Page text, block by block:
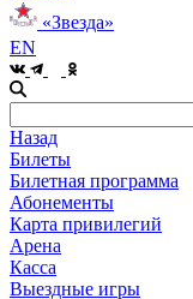
«Звезда»
EN
Назад
Билеты
Билетная программа
Абонементы
Карта привилегий
Арена
Касса
Выездные игры